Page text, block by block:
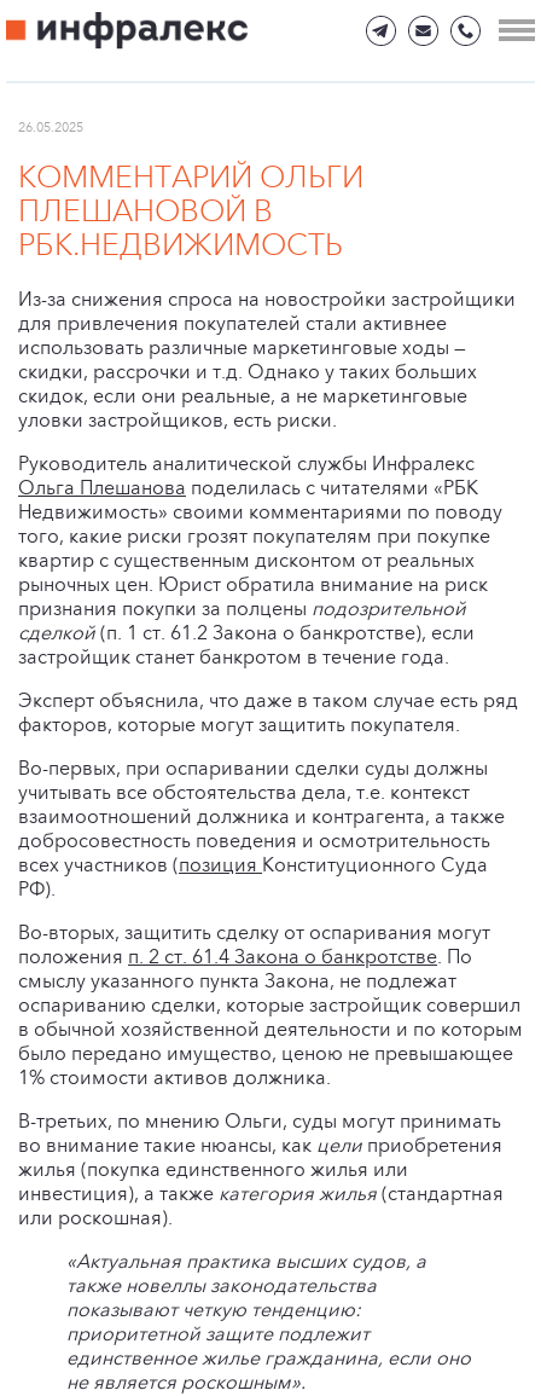
26.05.2025
КОММЕНТАРИЙ ОЛЬГИ
ПЛЕШАНОВОЙ В
РБК.НЕДВИЖИМОСТЬ
Из-за снижения спроса на новостройки застройщики
для привлечения покупателей стали активнее
использовать различные маркетинговые ходы —
скидки, рассрочки и т.д. Однако у таких больших
скидок, если они реальные, а не маркетинговые
уловки застройщиков, есть риски.
Руководитель аналитической службы Инфралекс
Ольга Плешанова поделилась с читателями «РБК
Недвижимость» своими комментариями по поводу
того, какие риски грозят покупателям при покупке
квартир с существенным дисконтом от реальных
рыночных цен. Юрист обратила внимание на риск
признания покупки за полцены подозрительной
сделкой (п. 1 ст. 61.2 Закона о банкротстве), если
застройщик станет банкротом в течение года.
Эксперт объяснила, что даже в таком случае есть ряд
факторов, которые могут защитить покупателя.
Во-первых, при оспаривании сделки суды должны
учитывать все обстоятельства дела, т.е. контекст
взаимоотношений должника и контрагента, а также
добросовестность поведения и осмотрительность
всех участников (позиция Конституционного Суда
РФ).
Во-вторых, защитить сделку от оспаривания могут
положения п. 2 ст. 61.4 Закона о банкротстве. По
смыслу указанного пункта Закона, не подлежат
оспариванию сделки, которые застройщик совершил
в обычной хозяйственной деятельности и по которым
было передано имущество, ценою не превышающее
1% стоимости активов должника.
В-третьих, по мнению Ольги, суды могут принимать
во внимание такие нюансы, как цели приобретения
жилья (покупка единственного жилья или
инвестиция), а также категория жилья (стандартная
или роскошная).
«Актуальная практика высших судов, а
также новеллы законодательства
показывают четкую тенденцию:
приоритетной защите подлежит
единственное жилье гражданина, если оно
не является роскошным».